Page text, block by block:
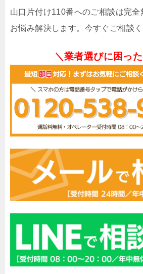
山口片付け110番へのご相談は完
お悩み解決します。今すぐご相談く
＼業者選びに困っ